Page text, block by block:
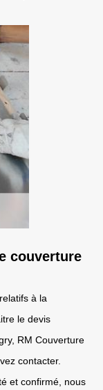
couverture
à la
le devis
RM Couverture
contacter.
et confirmé, nous